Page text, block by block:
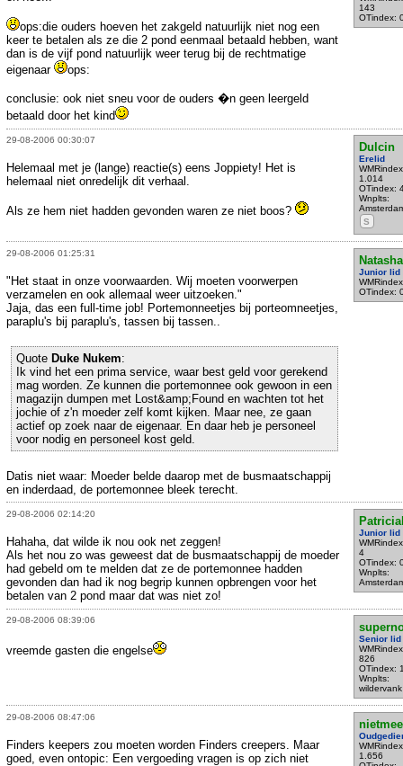
143
OTindex:
ops:die ouders hoeven het zakgeld natuurlijk niet nog een
keer te betalen als ze die 2 pond eenmaal betaald hebben, want
dan is de vijf pond natuurlijk weer terug bij de rechtmatige
eigenaar
ops:
conclusie: ook niet sneu voor de ouders �n geen leergeld
betaald door het kind
29-08-2006 00:30:07
Dulcin
Erelid
1.014
OTindex:
Wnplts:
S
Helemaal met je (lange) reactie(s) eens Joppiety! Het is
helemaal niet onredelijk dit verhaal.
Als ze hem niet hadden gevonden waren ze niet boos?
29-08-2006 01:25:31
Natasha
Junior lid
OTindex:
"Het staat in onze voorwaarden. Wij moeten voorwerpen
verzamelen en ook allemaal weer uitzoeken."
Jaja, das een full-time job! Portemonneetjes bij porteomneetjes,
paraplu's bij paraplu's, tassen bij tassen..
Quote Duke Nukem:
Ik vind het een prima service, waar best geld voor gerekend
mag worden. Ze kunnen die portemonnee ook gewoon in een
magazijn dumpen met Lost&amp;Found en wachten tot het
jochie of z'n moeder zelf komt kijken. Maar nee, ze gaan
actief op zoek naar de eigenaar. En daar heb je personeel
voor nodig en personeel kost geld.
Datis niet waar: Moeder belde daarop met de busmaatschappij
en inderdaad, de portemonnee bleek terecht.
29-08-2006 02:14:20
Junior lid
4
OTindex:
Wnplts:
Hahaha, dat wilde ik nou ook net zeggen!
Als het nou zo was geweest dat de busmaatschappij de moeder
had gebeld om te melden dat ze de portemonnee hadden
gevonden dan had ik nog begrip kunnen opbrengen voor het
betalen van 2 pond maar dat was niet zo!
29-08-2006 08:39:06
Senior lid
826
OTindex:
Wnplts:
wildervank
vreemde gasten die engelse
29-08-2006 08:47:06
1.656
Finders keepers zou moeten worden Finders creepers. Maar
goed, even ontopic: Een vergoeding vragen is op zich niet